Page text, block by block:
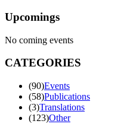
Upcomings
No coming events
CATEGORIES
(90)Events
(58)Publications
(3)Translations
(123)Other